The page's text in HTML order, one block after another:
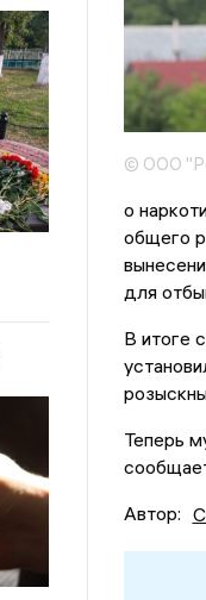
© ООО
о
общего
для
В итоге
Теперь
Автор: